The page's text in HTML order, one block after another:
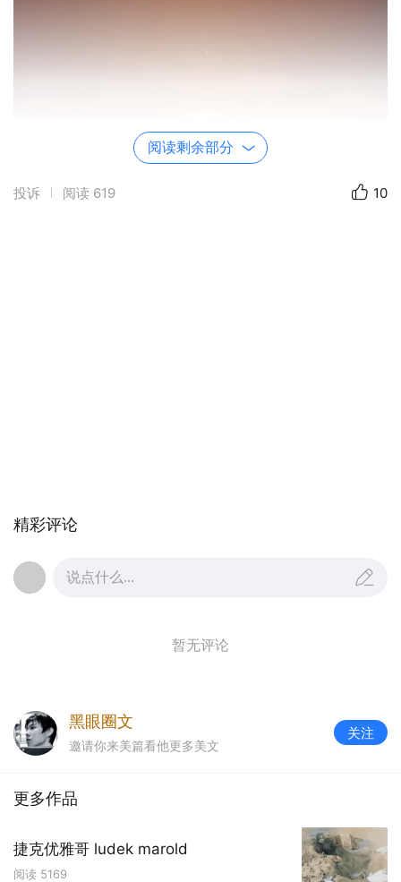
阅读剩余部分
投诉 阅读 619 10
精彩评论
说点什么...
暂无评论
黑眼圈文
邀请你来美篇看他更多美文
关注
更多作品
捷克优雅哥 ludek marold
阅读 5169